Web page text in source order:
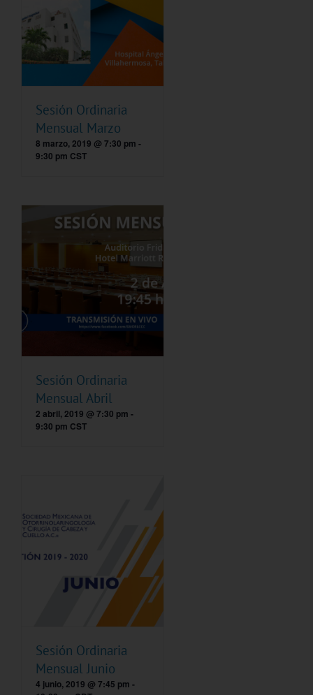
Sesión Ordinaria
Mensual Marzo
8 marzo, 2019 @ 7:30 pm -
9:30 pm CST
Sesión Ordinaria
Mensual Abril
2 abril, 2019 @ 7:30 pm -
9:30 pm CST
Sesión Ordinaria
Mensual Junio
4 junio, 2019 @ 7:45 pm -